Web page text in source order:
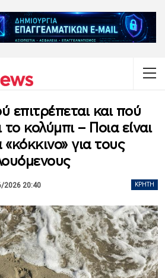
επιτρέπεται και πού
κολύμπι – Ποια είναι
για τους
ΚΡΉΤΗ
2026 20:40